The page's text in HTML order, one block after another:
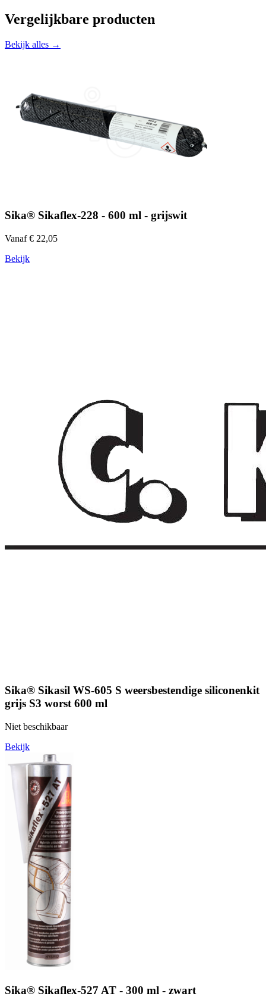
Vergelijkbare producten
Bekijk alles →
Sika® Sikaflex-228 - 600 ml - grijswit
Vanaf € 22,05
Bekijk
Sika® Sikasil WS-605 S weersbestendige siliconenkit
grijs S3 worst 600 ml
Niet beschikbaar
Bekijk
Sika® Sikaflex-527 AT - 300 ml - zwart